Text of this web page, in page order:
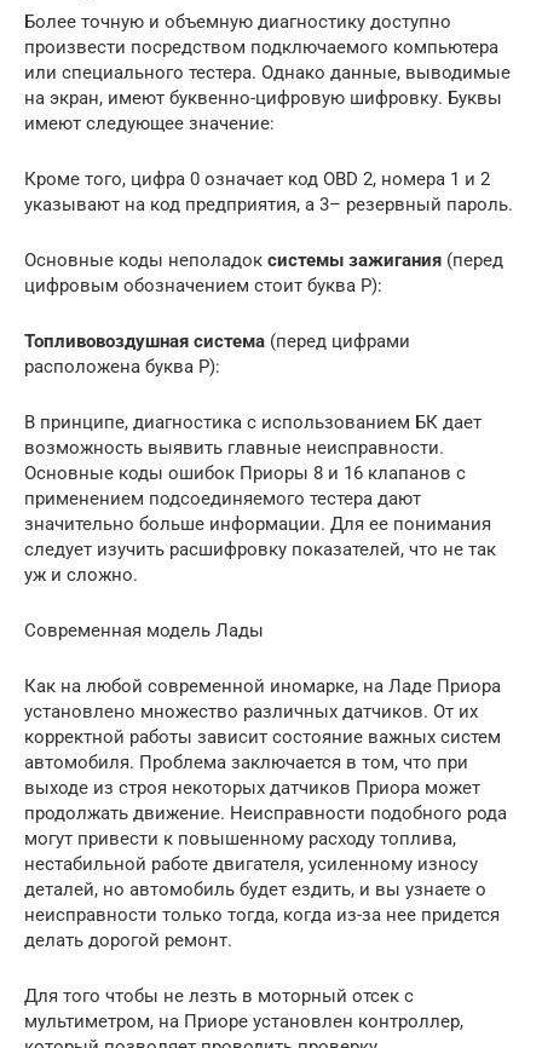
Более точную и объемную диагностику доступно
произвести посредством подключаемого компьютера
или специального тестера. Однако данные, выводимые
на экран, имеют буквенно-цифровую шифровку. Буквы
имеют следующее значение:
Кроме того, цифра 0 означает код OBD 2, номера 1 и 2
указывают на код предприятия, а 3– резервный пароль.
Основные коды неполадок системы зажигания (перед
цифровым обозначением стоит буква Р):
Топливовоздушная система (перед цифрами
расположена буква Р):
В принципе, диагностика с использованием БК дает
возможность выявить главные неисправности.
Основные коды ошибок Приоры 8 и 16 клапанов с
применением подсоединяемого тестера дают
значительно больше информации. Для ее понимания
следует изучить расшифровку показателей, что не так
уж и сложно.
Современная модель Лады
Как на любой современной иномарке, на Ладе Приора
установлено множество различных датчиков. От их
корректной работы зависит состояние важных систем
автомобиля. Проблема заключается в том, что при
выходе из строя некоторых датчиков Приора может
продолжать движение. Неисправности подобного рода
могут привести к повышенному расходу топлива,
нестабильной работе двигателя, усиленному износу
деталей, но автомобиль будет ездить, и вы узнаете о
неисправности только тогда, когда из-за нее придется
делать дорогой ремонт.
Для того чтобы не лезть в моторный отсек с
мультиметром, на Приоре установлен контроллер,